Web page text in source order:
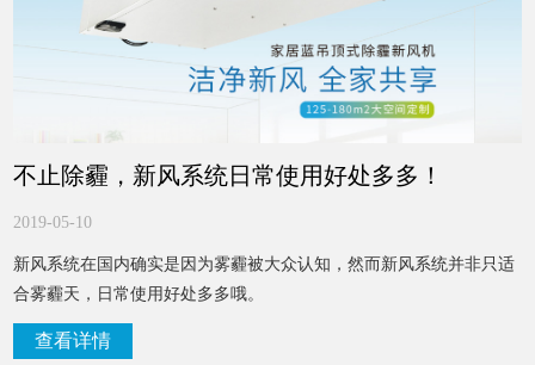
不止除霾，新风系统日常使用好处多多！
2019-05-10
新风系统在国内确实是因为雾霾被大众认知，然而新风系统并非只适
合雾霾天，日常使用好处多多哦。
查看详情